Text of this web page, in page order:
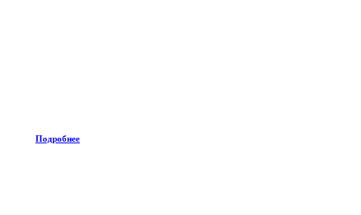
Подробнее